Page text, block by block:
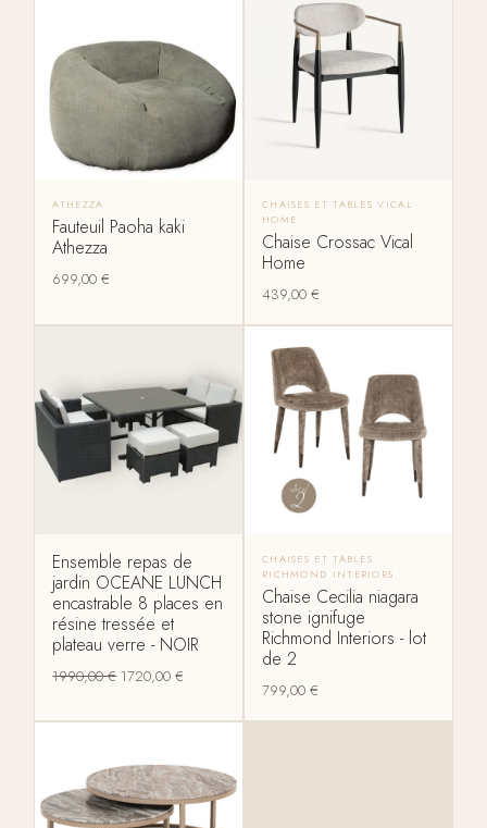
ATHEZZA
Fauteuil Paoha kaki
Athezza
699,00€
CHAISES ET TABLES VICAL
HOME
Chaise Crossac Vical
Home
439,00 €
Ensemble repas de
jardin OCEANE LUNCH
encastrable 8 places en
résine tressée et
plateau verre - NOIR
1990,00€ 1720,00€
CHAISES ET TABLES
RICHMOND INTERIORS
Chaise Cecilia niagara
stone ignifuge
Richmond Interiors - lot
de 2
799,00 €